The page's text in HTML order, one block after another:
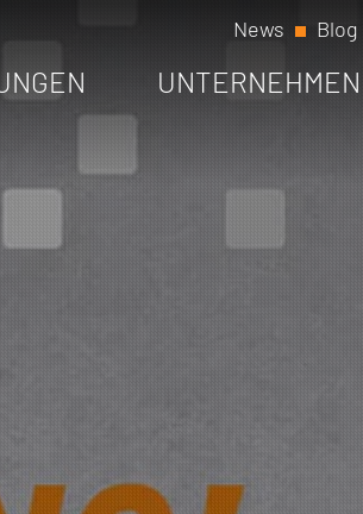
News Blog
UNTERNEHMEN